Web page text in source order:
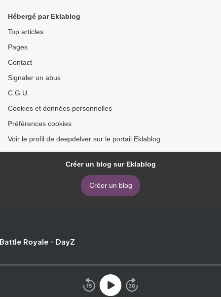
Hébergé par Eklablog
Top articles
Pages
Contact
Signaler un abus
C.G.U.
Cookies et données personnelles
Préférences cookies
Voir le profil de deepdelver sur le portail Eklablog
Créer un blog sur Eklablog
Créer un blog
Royale - DayZ